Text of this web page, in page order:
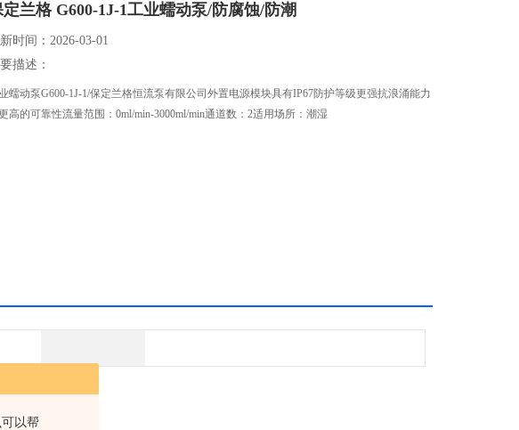
以帮
定兰格 G600-1J-1工业蠕动泵/防腐蚀/防潮
时间：2026-03-01
描述：
蠕动泵G600-1J-1/保定兰格恒流泵有限公司外置电源模块具有IP67防护等级更强抗浪涌能力
高的可靠性流量范围：0ml/min-3000ml/min通道数：2适用场所：潮湿